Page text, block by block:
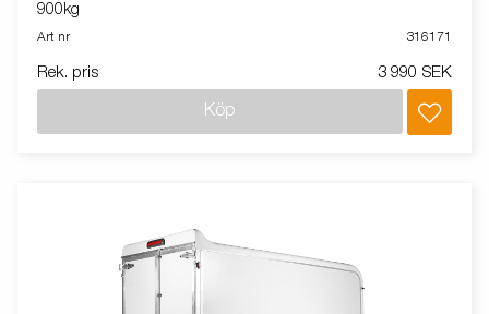
900kg
Art nr 316171
Rek. pris 3 990 SEK
Köp